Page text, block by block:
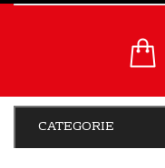
CATEGORIE